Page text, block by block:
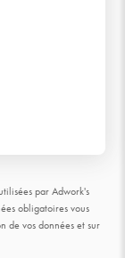
par Adwork's
obligatoires vous
de vos données et sur